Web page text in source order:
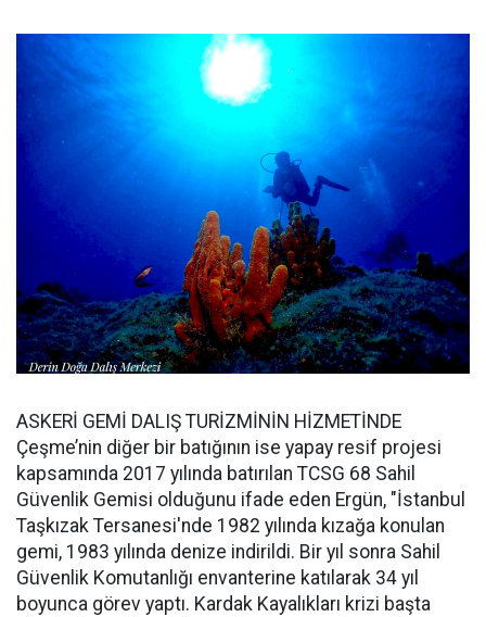
ASKERİ GEMİ DALIŞ TURİZMİNİN HİZMETİNDE
Çeşme’nin diğer bir batığının ise yapay resif projesi
kapsamında 2017 yılında batırılan TCSG 68 Sahil
Güvenlik Gemisi olduğunu ifade eden Ergün, "İstanbul
Taşkızak Tersanesi'nde 1982 yılında kızağa konulan
gemi, 1983 yılında denize indirildi. Bir yıl sonra Sahil
Güvenlik Komutanlığı envanterine katılarak 34 yıl
boyunca görev yaptı. Kardak Kayalıkları krizi başta